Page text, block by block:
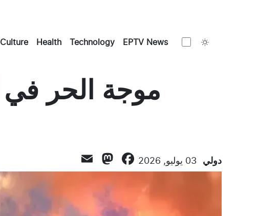
Culture Health Technology EPTV News
دولي 03 يوليو, 2026 Facebook
Mastodon